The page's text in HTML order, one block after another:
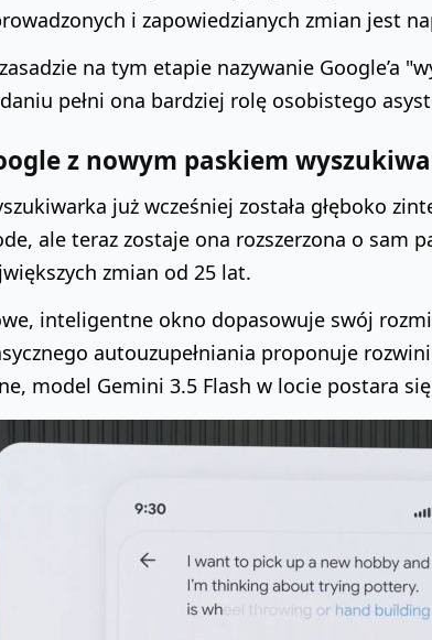
i zapowiedzianych zmian jest
na tym etapie nazywanie Google’a
pełni ona bardziej rolę osobistego
z nowym paskiem
już wcześniej została głęboko
ale teraz zostaje ona rozszerzona o sam
zmian od 25 lat.
inteligentne okno dopasowuje swój
autouzupełniania proponuje
model Gemini 3.5 Flash w locie postara